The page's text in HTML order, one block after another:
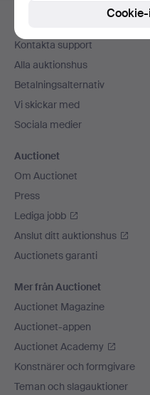
Sidfotsnavigation
Kontakta support
Alla auktionshus
Betalningsalternativ
Vi skickar med
Sociala medier
Auctionet
Om Auctionet
Press
Lediga jobb
Anslut ditt auktionshus
Auctionets garanti
Mer från Auctionet
Auctionet Magazine
Auctionet-appen
Auctionet Academy
Konstnärer och formgivare
Teman och slagauktioner